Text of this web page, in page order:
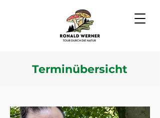
Terminübersicht